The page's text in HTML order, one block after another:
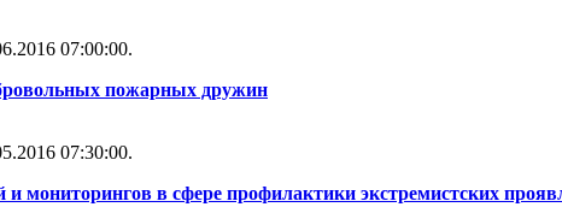
07:00:00.
пожарных дружин
07:30:00.
и мониторингов в сфере профилактики экстремистских